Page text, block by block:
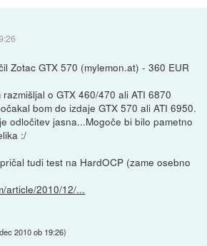
Zotac GTX 570 (mylemon.at) - 360 EUR
o GTX 460/470 ali ATI 6870
bom do izdaje GTX 570 ali ATI 6950.
odločitev jasna...Mogoče bi bilo pametno
:/
tudi test na HardOCP (zame osebno
article/2010/12/...
2010 ob 19:26)